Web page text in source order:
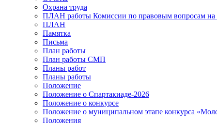
Охрана труда
ПЛАН работы Комиссии по правовым вопросам на
ПЛАН
Памятка
Письма
План работы
План работы СМП
Планы работ
Планы работы
Положение
Положение о Спартакиаде-2026
Положение о конкурсе
Положение о муниципальном этапе конкурса
Положения